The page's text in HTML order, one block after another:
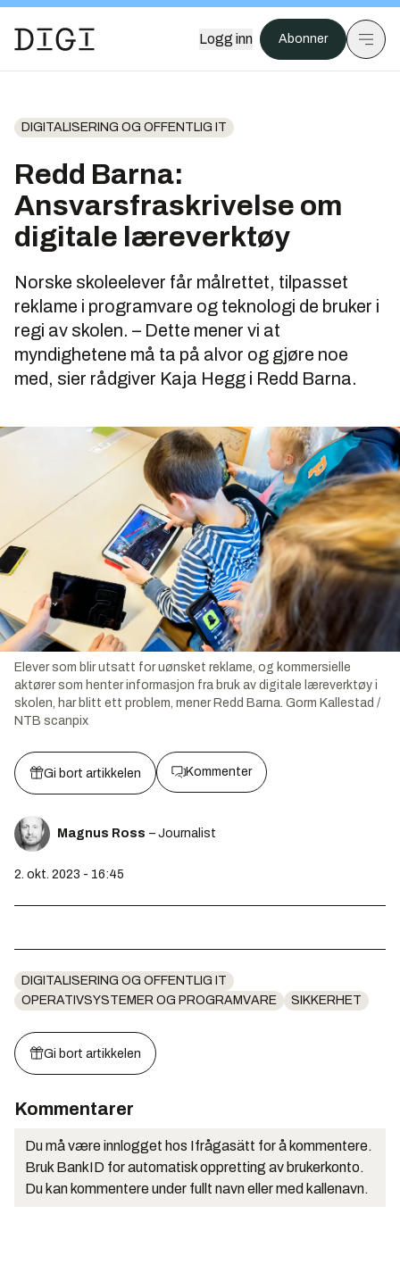
Logg inn Abonner
DIGITALISERING OG OFFENTLIG IT
Redd Barna:
Ansvarsfraskrivelse om
digitale læreverktøy
Norske skoleelever får målrettet, tilpasset
reklame i programvare og teknologi de bruker i
regi av skolen. – Dette mener vi at
myndighetene må ta på alvor og gjøre noe
med, sier rådgiver Kaja Hegg i Redd Barna.
Elever som blir utsatt for uønsket reklame, og kommersielle
aktører som henter informasjon fra bruk av digitale læreverktøy i
skolen, har blitt ett problem, mener Redd Barna. Gorm Kallestad /
NTB scanpix
Gi bort artikkelen Kommenter
Magnus Ross – Journalist
2. okt. 2023 - 16:45
DIGITALISERING OG OFFENTLIG IT
OPERATIVSYSTEMER OG PROGRAMVARE
SIKKERHET
Gi bort artikkelen
Kommentarer
Du må være innlogget hos Ifrågasätt for å kommentere.
Bruk BankID for automatisk oppretting av brukerkonto.
Du kan kommentere under fullt navn eller med kallenavn.